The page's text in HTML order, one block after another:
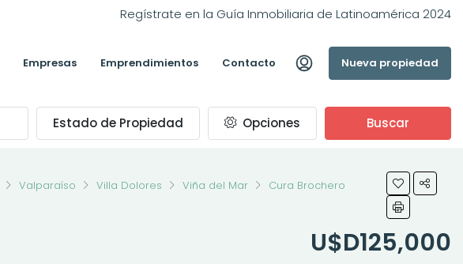
Regístrate en la Guía Inmobiliaria de Latinoamérica 2024
Empresas Emprendimientos Contacto Nueva propiedad
Estado de Propiedad Opciones Buscar
Valparaíso Villa Dolores Viña del Mar
Cura Brochero
U$D125,000